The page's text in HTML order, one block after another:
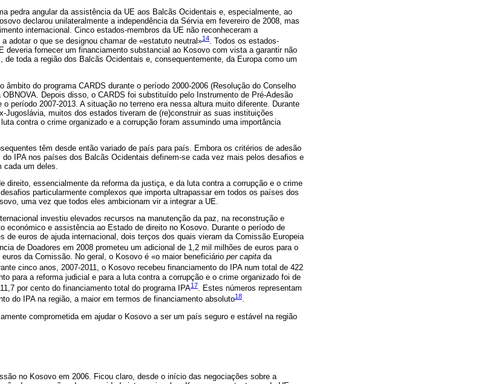
pedra angular da assistência da UE aos Balcãs Ocidentais e, especialmente, ao
declarou unilateralmente a independência da Sérvia em fevereiro de 2008, mas
internacional. Cinco estados-membros da UE não reconheceram a
adotar o que se designou chamar de «estatuto neutral»14. Todos os estados-
deveria fornecer um financiamento substancial ao Kosovo com vista a garantir não
toda a região dos Balcãs Ocidentais e, consequentemente, da Europa como um
do programa CARDS durante o período 2000-2006 (Resolução do Conselho
Depois disso, o CARDS foi substituído pelo Instrumento de Pré-Adesão
o período 2007-2013. A situação no terreno era nessa altura muito diferente. Durante
Jugoslávia, muitos dos estados tiveram de (re)construir as suas instituições
contra o crime organizado e a corrupção foram assumindo uma importância
têm desde então variado de país para país. Embora os critérios de adesão
IPA nos países dos Balcãs Ocidentais definem-se cada vez mais pelos desafios e
um deles.
direito, essencialmente da reforma da justiça, e da luta contra a corrupção e o crime
particularmente complexos que importa ultrapassar em todos os países dos
uma vez que todos eles ambicionam vir a integrar a UE.
investiu elevados recursos na manutenção da paz, na reconstrução e
económico e assistência ao Estado de direito no Kosovo. Durante o período de
de euros de ajuda internacional, dois terços dos quais vieram da Comissão Europeia
de Doadores em 2008 prometeu um adicional de 1,2 mil milhões de euros para o
da Comissão. No geral, o Kosovo é «o maior beneficiário per capita da
cinco anos, 2007-2011, o Kosovo recebeu financiamento do IPA num total de 422
para a reforma judicial e para a luta contra a corrupção e o crime organizado foi de
por cento do financiamento total do programa IPA17. Estes números representam
do IPA na região, a maior em termos de financiamento absoluto18.
comprometida em ajudar o Kosovo a ser um país seguro e estável na região
no Kosovo em 2006. Ficou claro, desde o início das negociações sobre a